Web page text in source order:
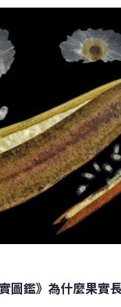
圖鑑》為什麼果實